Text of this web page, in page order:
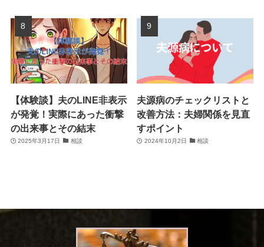
【体験談】夫のLINE非表示
が発覚！実際にあった衝撃
の出来事とその結末
2025年3月17日 相談
夫源病のチェックリストと
改善方法：夫婦関係を見直
すポイント
2024年10月2日 相談